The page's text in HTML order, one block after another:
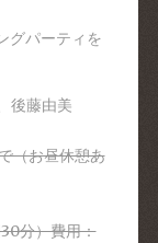
グパーティを
後藤由美
（お昼休憩あ
分）費用：